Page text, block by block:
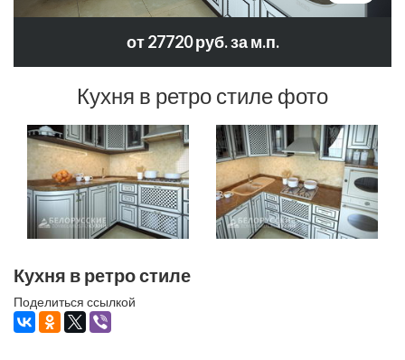
от 27720 руб. за м.п.
Кухня в ретро стиле фото
Кухня в ретро стиле
Поделиться ссылкой